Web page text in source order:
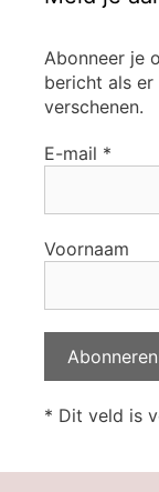
Abonneer je
bericht als
verschenen.
E-mail *
Voornaam
* Dit veld is